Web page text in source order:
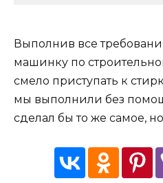
Выполнив все
машинку по
смело приступать к
мы выполнили без
сделал бы то же самое,